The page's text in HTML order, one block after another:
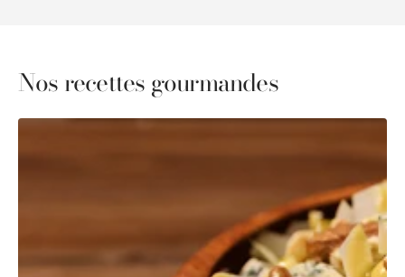
Nos recettes gourmandes